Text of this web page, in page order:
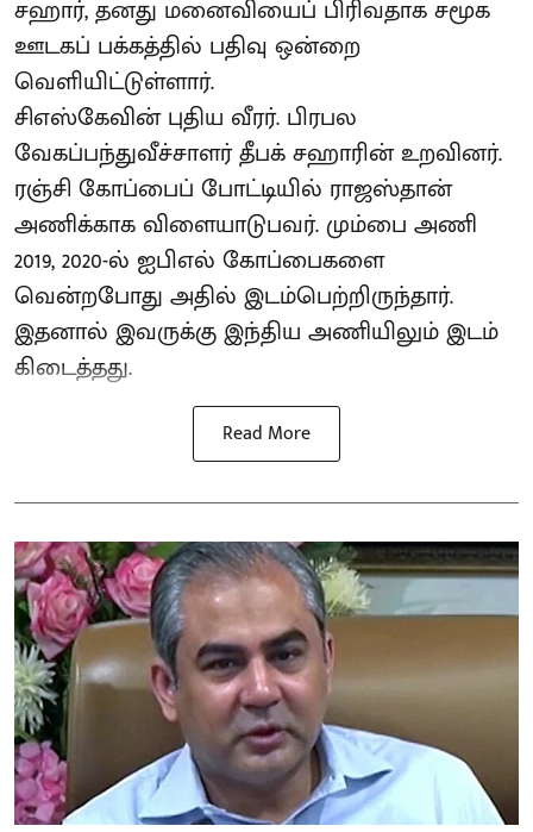
சஹார், தனது மனைவியைப் பிரிவதாக சமூக
ஊடகப் பக்கத்தில் பதிவு ஒன்றை
வெளியிட்டுள்ளார்.
சிஎஸ்கேவின் புதிய வீரர். பிரபல
வேகப்பந்துவீச்சாளர் தீபக் சஹாரின் உறவினர்.
ரஞ்சி கோப்பைப் போட்டியில் ராஜஸ்தான்
அணிக்காக விளையாடுபவர். மும்பை அணி
2019, 2020-ல் ஐபிஎல் கோப்பைகளை
வென்றபோது அதில் இடம்பெற்றிருந்தார்.
இதனால் இவருக்கு இந்திய அணியிலும் இடம்
கிடைத்தது.
Read More